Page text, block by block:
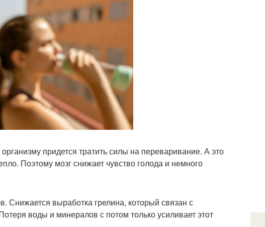
придется тратить силы на переваривание. А это
Поэтому мозг снижает чувство голода и немного
Снижается выработка грелина, который связан с
воды и минералов с потом только усиливает этот